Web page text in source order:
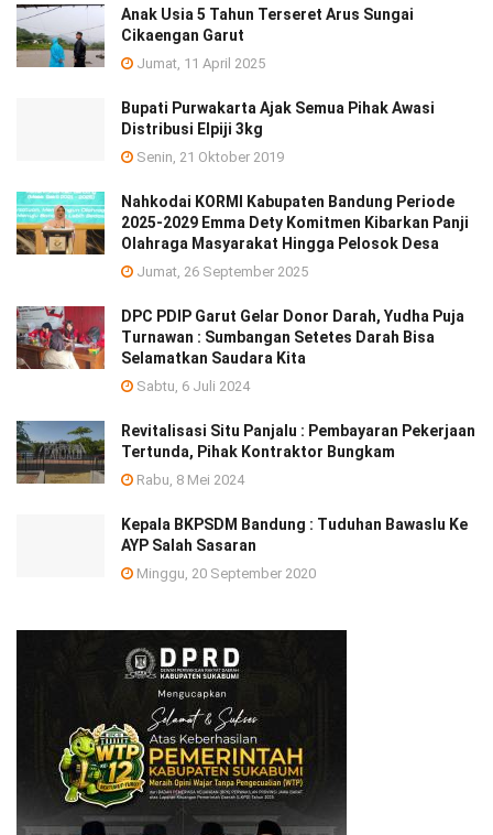
Anak Usia 5 Tahun Terseret Arus Sungai
Cikaengan Garut
Jumat, 11 April 2025
Bupati Purwakarta Ajak Semua Pihak Awasi
Distribusi Elpiji 3kg
Senin, 21 Oktober 2019
Nahkodai KORMI Kabupaten Bandung Periode
2025-2029 Emma Dety Komitmen Kibarkan Panji
Olahraga Masyarakat Hingga Pelosok Desa
Jumat, 26 September 2025
DPC PDIP Garut Gelar Donor Darah, Yudha Puja
Turnawan : Sumbangan Setetes Darah Bisa
Selamatkan Saudara Kita
Sabtu, 6 Juli 2024
Revitalisasi Situ Panjalu : Pembayaran Pekerjaan
Tertunda, Pihak Kontraktor Bungkam
Rabu, 8 Mei 2024
Kepala BKPSDM Bandung : Tuduhan Bawaslu Ke
AYP Salah Sasaran
Minggu, 20 September 2020